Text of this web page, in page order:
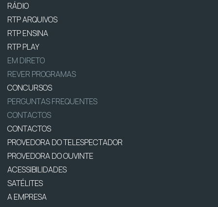
RÁDIO
RTP ARQUIVOS
RTP ENSINA
RTP PLAY
EM DIRETO
REVER PROGRAMAS
CONCURSOS
PERGUNTAS FREQUENTES
CONTACTOS
CONTACTOS
PROVEDORA DO TELESPECTADOR
PROVEDORA DO OUVINTE
ACESSIBILIDADES
SATÉLITES
A EMPRESA